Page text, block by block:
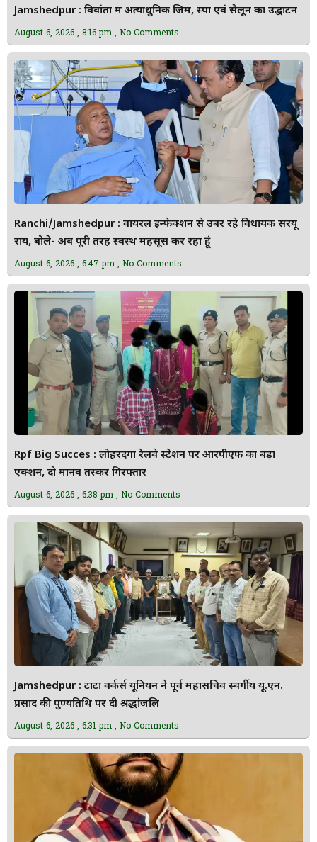
Jamshedpur : विवांता में अत्याधुनिक जिम, स्पा एवं सैलून का उद्घाटन
August 6, 2026 8:16 pm No Comments
Ranchi/Jamshedpur : वायरल इन्फेक्शन से उबर रहे विधायक सरयू
राय, बोले- अब पूरी तरह स्वस्थ महसूस कर रहा हूं
August 6, 2026 6:47 pm No Comments
Rpf Big Succes : लोहरदगा रेलवे स्टेशन पर आरपीएफ का बड़ा
एक्शन, दो मानव तस्कर गिरफ्तार
August 6, 2026 6:38 pm No Comments
Jamshedpur : टाटा वर्कर्स यूनियन ने पूर्व महासचिव स्वर्गीय यू.एन.
प्रसाद की पुण्यतिथि पर दी श्रद्धांजलि
August 6, 2026 6:31 pm No Comments